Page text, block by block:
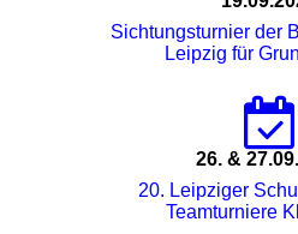
Sichtungsturnier der
Leipzig für
26. &
20. Leipziger
Teamturniere